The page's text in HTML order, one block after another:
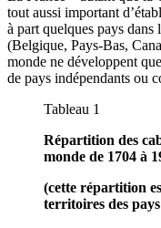
tout aussi important
à part quelques pays dans
(Belgique, Pays-Bas,
monde ne développent
de pays indépendants ou
Tableau 1
Répartition des
monde de 1704 à
(cette répartition
territoires des